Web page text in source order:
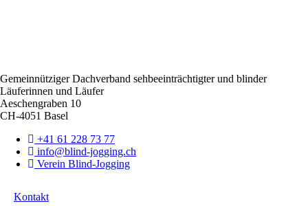
F
o
Gemeinnütziger Dachverband sehbeeinträchtigter und blinder
Läuferinnen und Läufer
Aeschengraben 10
CH-4051 Basel
+41 61 228 73 77
info@blind-jogging.ch
Verein Blind-Jogging
Kontakt